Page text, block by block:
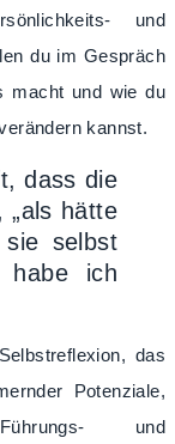
und
du im Gespräch
macht und wie du
kannst.
dass die
„als hätte
selbst
habe ich
das
Potenziale,
und